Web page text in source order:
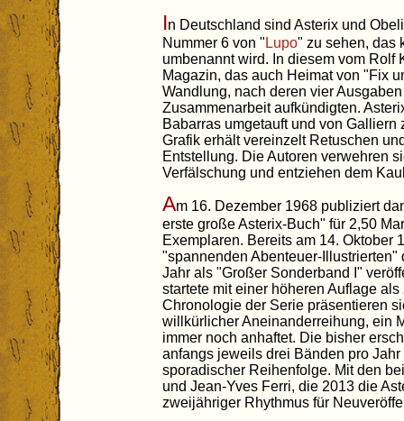
In Deutschland sind Asterix und
Nummer 6 von " Lupo" zu sehen, das
umbenannt wird. In diesem vom Rolf
Magazin, das auch Heimat von "Fix
Wandlung, nach deren vier
Zusammenarbeit aufkündigten.
Babarras umgetauft und von
Grafik erhält vereinzelt Retuschen
Entstellung. Die Autoren verwehren
Verfälschung und entziehen dem
Am 16. Dezember 1968 publiziert
erste große Asterix-Buch" für 2,50
Exemplaren. Bereits am 14. Oktober
"spannenden Abenteuer-
Jahr als "Großer Sonderband I"
startete mit einer höheren Auflage
Chronologie der Serie präsentieren
willkürlicher Aneinanderreihung, ein
immer noch anhaftet. Die bisher
anfangs jeweils drei Bänden pro
sporadischer Reihenfolge. Mit den
und Jean-Yves Ferri, die 2013 die
zweijähriger Rhythmus für